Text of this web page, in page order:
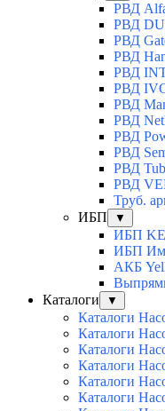
РВД
РВД
РВД
РВД
РВД
РВД
РВД
РВД
РВД
РВД
РВД
РВД
Труб.
ИБП
▼
ИБП
ИБП
АКБ
Каталоги
▼
Каталоги
Каталоги
Каталоги
Каталоги
Каталоги
Каталоги